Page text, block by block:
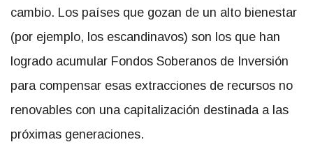
cambio. Los países que gozan de un alto bienestar
(por ejemplo, los escandinavos) son los que han
logrado acumular Fondos Soberanos de Inversión
para compensar esas extracciones de recursos no
renovables con una capitalización destinada a las
próximas generaciones.